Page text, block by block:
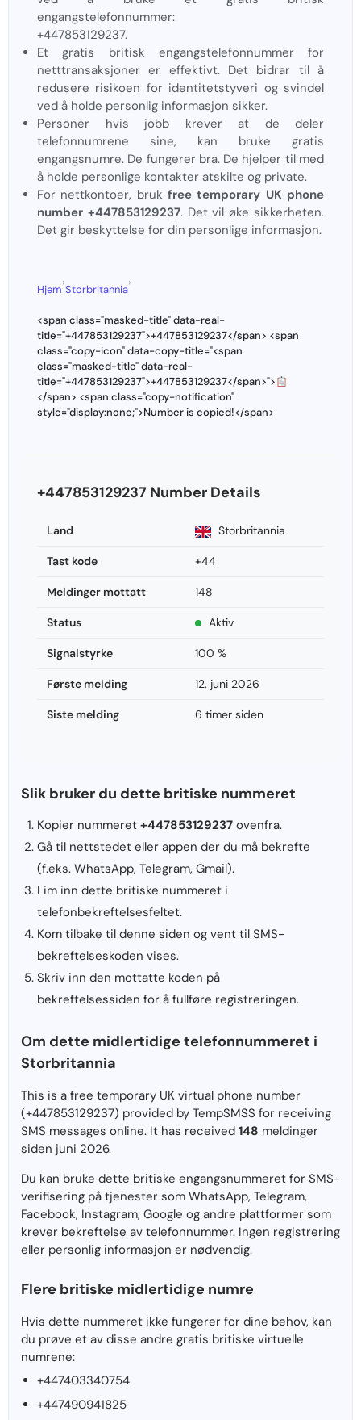
engangstelefonnummer:
+447853129237.
Et gratis britisk engangstelefonnummer for
netttransaksjoner er effektivt. Det bidrar til å
redusere risikoen for identitetstyveri og svindel
ved å holde personlig informasjon sikker.
Personer hvis jobb krever at de deler
telefonnumrene sine, kan bruke gratis
engangsnumre. De fungerer bra. De hjelper til med
å holde personlige kontakter atskilte og private.
For nettkontoer, bruk free temporary UK phone
number +447853129237. Det vil øke sikkerheten.
Det gir beskyttelse for din personlige informasjon.
Hjem
›
Storbritannia
›
<span class="masked-title" data-real-
title="+447853129237">+447853129237</span> <span
class="copy-icon" data-copy-title="<span
class="masked-title" data-real-
title="+447853129237">+447853129237</span>">
</span> <span class="copy-notification"
style="display:none;">Number is copied!</span>
+447853129237 Number Details
Land Storbritannia
Tast kode +44
Meldinger mottatt 148
Status Aktiv
Signalstyrke 100 %
Første melding 12. juni 2026
Siste melding 6 timer siden
Slik bruker du dette britiske nummeret
Kopier nummeret +447853129237 ovenfra.
Gå til nettstedet eller appen der du må bekrefte
(f.eks. WhatsApp, Telegram, Gmail).
Lim inn dette britiske nummeret i
telefonbekreftelsesfeltet.
Kom tilbake til denne siden og vent til SMS-
bekreftelseskoden vises.
Skriv inn den mottatte koden på
bekreftelsessiden for å fullføre registreringen.
Om dette midlertidige telefonnummeret i
Storbritannia
This is a free temporary UK virtual phone number
(+447853129237) provided by TempSMSS for receiving
SMS messages online. It has received 148 meldinger
siden juni 2026.
Du kan bruke dette britiske engangsnummeret for SMS-
verifisering på tjenester som WhatsApp, Telegram,
Facebook, Instagram, Google og andre plattformer som
krever bekreftelse av telefonnummer. Ingen registrering
eller personlig informasjon er nødvendig.
Flere britiske midlertidige numre
Hvis dette nummeret ikke fungerer for dine behov, kan
du prøve et av disse andre gratis britiske virtuelle
numrene:
+447403340754
+447490941825